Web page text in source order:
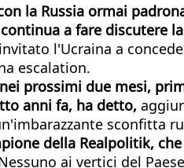
la Russia ormai
a fare discutere
l'Ucraina a
escalation.
prossimi due mesi,
anni fa, ha detto,
sconfitta
della Realpolitik,
ai vertici del